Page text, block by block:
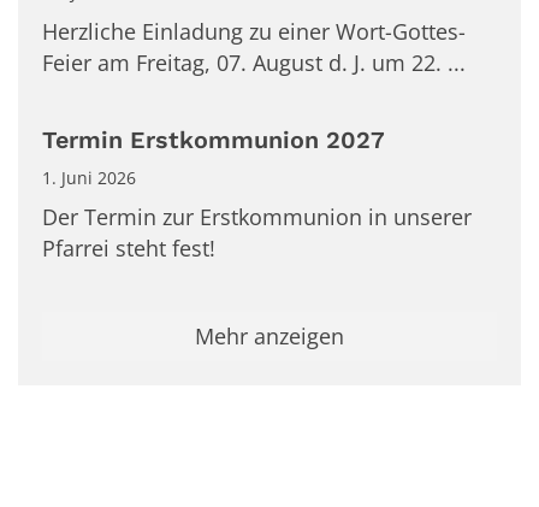
Herzliche Einladung zu einer Wort-Gottes-
Feier am Freitag, 07. August d. J. um 22. ...
Termin Erstkommunion 2027
1. Juni 2026
Der Termin zur Erstkommunion in unserer
Pfarrei steht fest!
Mehr anzeigen